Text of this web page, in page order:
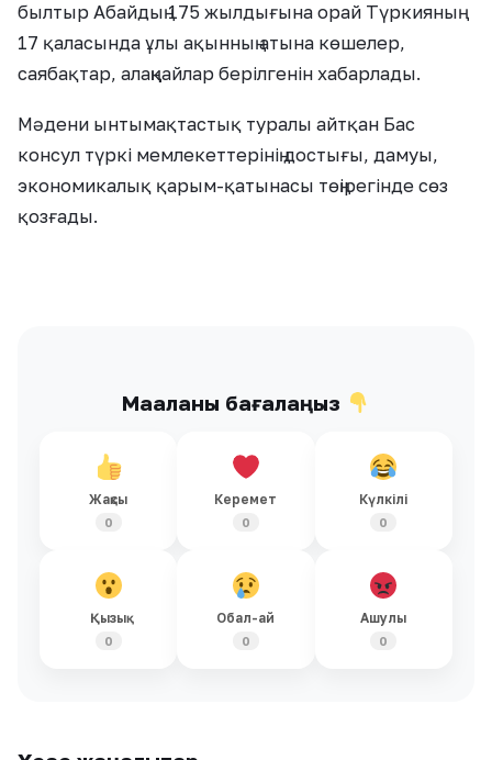
былтыр Абайдың 175 жылдығына орай Түркияның
17 қаласында ұлы ақынның атына көшелер,
саябақтар, алаңқайлар берілгенін хабарлады.
Мәдени ынтымақтастық туралы айтқан Бас
консул түркі мемлекеттерінің достығы, дамуы,
экономикалық қарым-қатынасы төңірегінде сөз
қозғады.
Мақаланы бағалаңыз
Жақсы
0
Керемет
0
Күлкілі
0
Қызық
0
Обал-ай
0
Ашулы
0